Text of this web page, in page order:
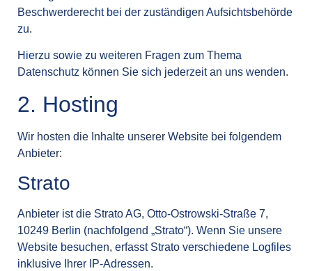
Beschwerderecht bei der zuständigen Aufsichtsbehörde
zu.
Hierzu sowie zu weiteren Fragen zum Thema
Datenschutz können Sie sich jederzeit an uns wenden.
2. Hosting
Wir hosten die Inhalte unserer Website bei folgendem
Anbieter:
Strato
Anbieter ist die Strato AG, Otto-Ostrowski-Straße 7,
10249 Berlin (nachfolgend „Strato“). Wenn Sie unsere
Website besuchen, erfasst Strato verschiedene Logfiles
inklusive Ihrer IP-Adressen.